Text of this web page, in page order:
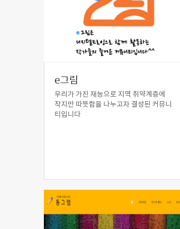
e그림
우리가 가진 재능으로 지역 취약계층에
작지만 따뜻함을 나누고자 결성된 커뮤니
티입니다